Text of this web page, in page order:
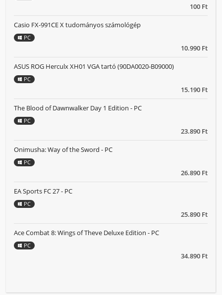
100 Ft
10.990 Ft
Casio FX-991CE X tudományos számológép
PC
15.190 Ft
ASUS ROG Herculx XH01 VGA tartó (90DA0020-B09000)
PC
23.890 Ft
The Blood of Dawnwalker Day 1 Edition - PC
PC
26.890 Ft
Onimusha: Way of the Sword - PC
PC
25.890 Ft
EA Sports FC 27 - PC
PC
34.890 Ft
Ace Combat 8: Wings of Theve Deluxe Edition - PC
PC